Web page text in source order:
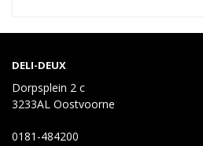
DELI-DEUX
Dorpsplein 2 c
3233AL Oostvoorne
0181-484200